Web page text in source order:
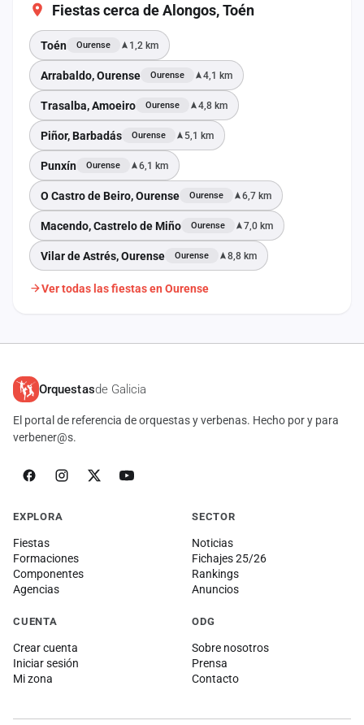
Fiestas cerca de Alongos, Toén
Toén Ourense 1,2 km
Arrabaldo, Ourense Ourense 4,1 km
Trasalba, Amoeiro Ourense 4,8 km
Piñor, Barbadás Ourense 5,1 km
Punxín Ourense 6,1 km
O Castro de Beiro, Ourense Ourense 6,7 km
Macendo, Castrelo de Miño Ourense 7,0 km
Vilar de Astrés, Ourense Ourense 8,8 km
Ver todas las fiestas en Ourense
Orquestasde Galicia
El portal de referencia de orquestas y verbenas. Hecho por y para
verbener@s.
EXPLORA
Fiestas
Formaciones
Componentes
Agencias
SECTOR
Noticias
Fichajes 25/26
Rankings
Anuncios
CUENTA
Crear cuenta
Iniciar sesión
Mi zona
ODG
Sobre nosotros
Prensa
Contacto